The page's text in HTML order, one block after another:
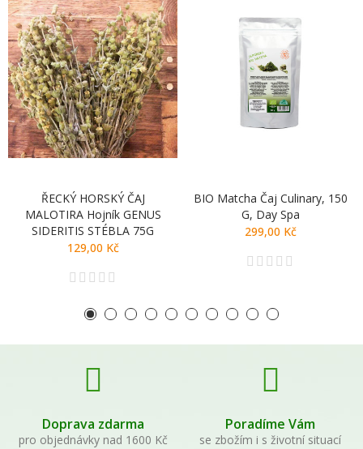
ŘECKÝ HORSKÝ ČAJ
MALOTIRA Hojník GENUS
SIDERITIS STÉBLA 75G
129,00 Kč
BIO Matcha Čaj Culinary, 150
G, Day Spa
299,00 Kč
Doprava zdarma
pro objednávky nad 1600 Kč
Poradíme Vám
se zbožím i s životní situací